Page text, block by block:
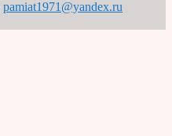
pamiat1971@yandex.ru